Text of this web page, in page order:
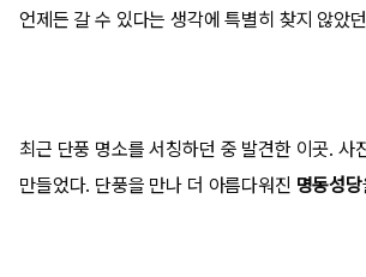
언제든 갈 수 있다는 생각에 특별히 찾지 않았
최근 단풍 명소를 서칭하던 중 발견한 이곳. 사
만들었다. 단풍을 만나 더 아름다워진 명동성당